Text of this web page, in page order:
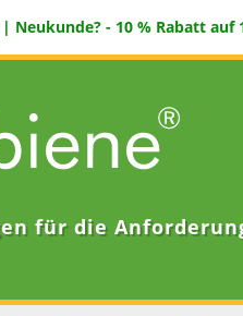
Neukunde? - 10 % Rabatt auf
für die